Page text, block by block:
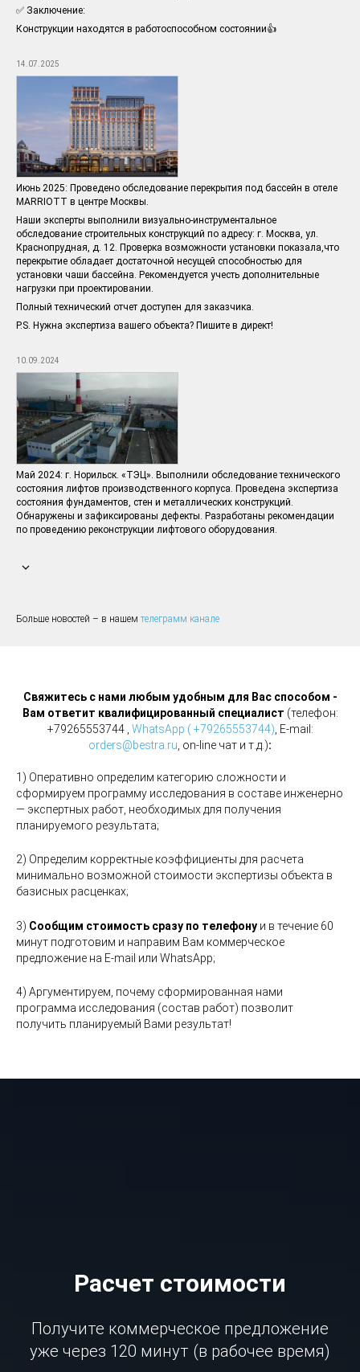
✅ Заключение:
Конструкции находятся в работоспособном состоянии👍
14.07.2025
Июнь 2025: Проведено обследование перекрытия под бассейн в отеле
MARRIOTT в центре Москвы.
Наши эксперты выполнили визуально-инструментальное
обследование строительных конструкций по адресу: г. Москва, ул.
Краснопрудная, д. 12. Проверка возможности установки показала,что
перекрытие обладает достаточной несущей способностью для
установки чаши бассейна. Рекомендуется учесть дополнительные
нагрузки при проектировании.
Полный технический отчет доступен для заказчика.
P.S. Нужна экспертиза вашего объекта? Пишите в директ!
10.09.2024
Май 2024: г. Норильск. «ТЭЦ». Выполнили обследование технического
состояния лифтов производственного корпуса. Проведена экспертиза
состояния фундаментов, стен и металлических конструкций.
Обнаружены и зафиксированы дефекты. Разработаны рекомендации
по проведению реконструкции лифтового оборудования.
Больше новостей – в нашем телеграмм канале
Свяжитесь с нами любым удобным для Вас способом -
Вам ответит квалифицированный специалист (телефон:
+79265553744, WhatsApp ( +79265553744) , E-mail:
orders@bestra.ru , on-line чат и т.д.):
1) Оперативно определим категорию сложности и
сформируем программу исследования в составе инженерно
— экспертных работ, необходимых для получения
планируемого результата;
2) Определим корректные коэффициенты для расчета
минимально возможной стоимости экспертизы объекта в
базисных расценках;
3) Сообщим стоимость сразу по телефону и в течение 60
минут подготовим и направим Вам коммерческое
предложение на E-mail или WhatsApp;
4) Аргументируем, почему сформированная нами
программа исследования (состав работ) позволит
получить планируемый Вами результат!
Расчет стоимости
Получите коммерческое предложение
уже через 120 минут (в рабочее время)